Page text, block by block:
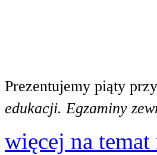
Prezentujemy piąty
edukacji. Egzaminy
więcej na temat